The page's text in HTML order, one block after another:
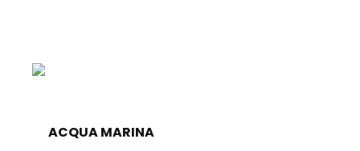
ACQUA MARINA